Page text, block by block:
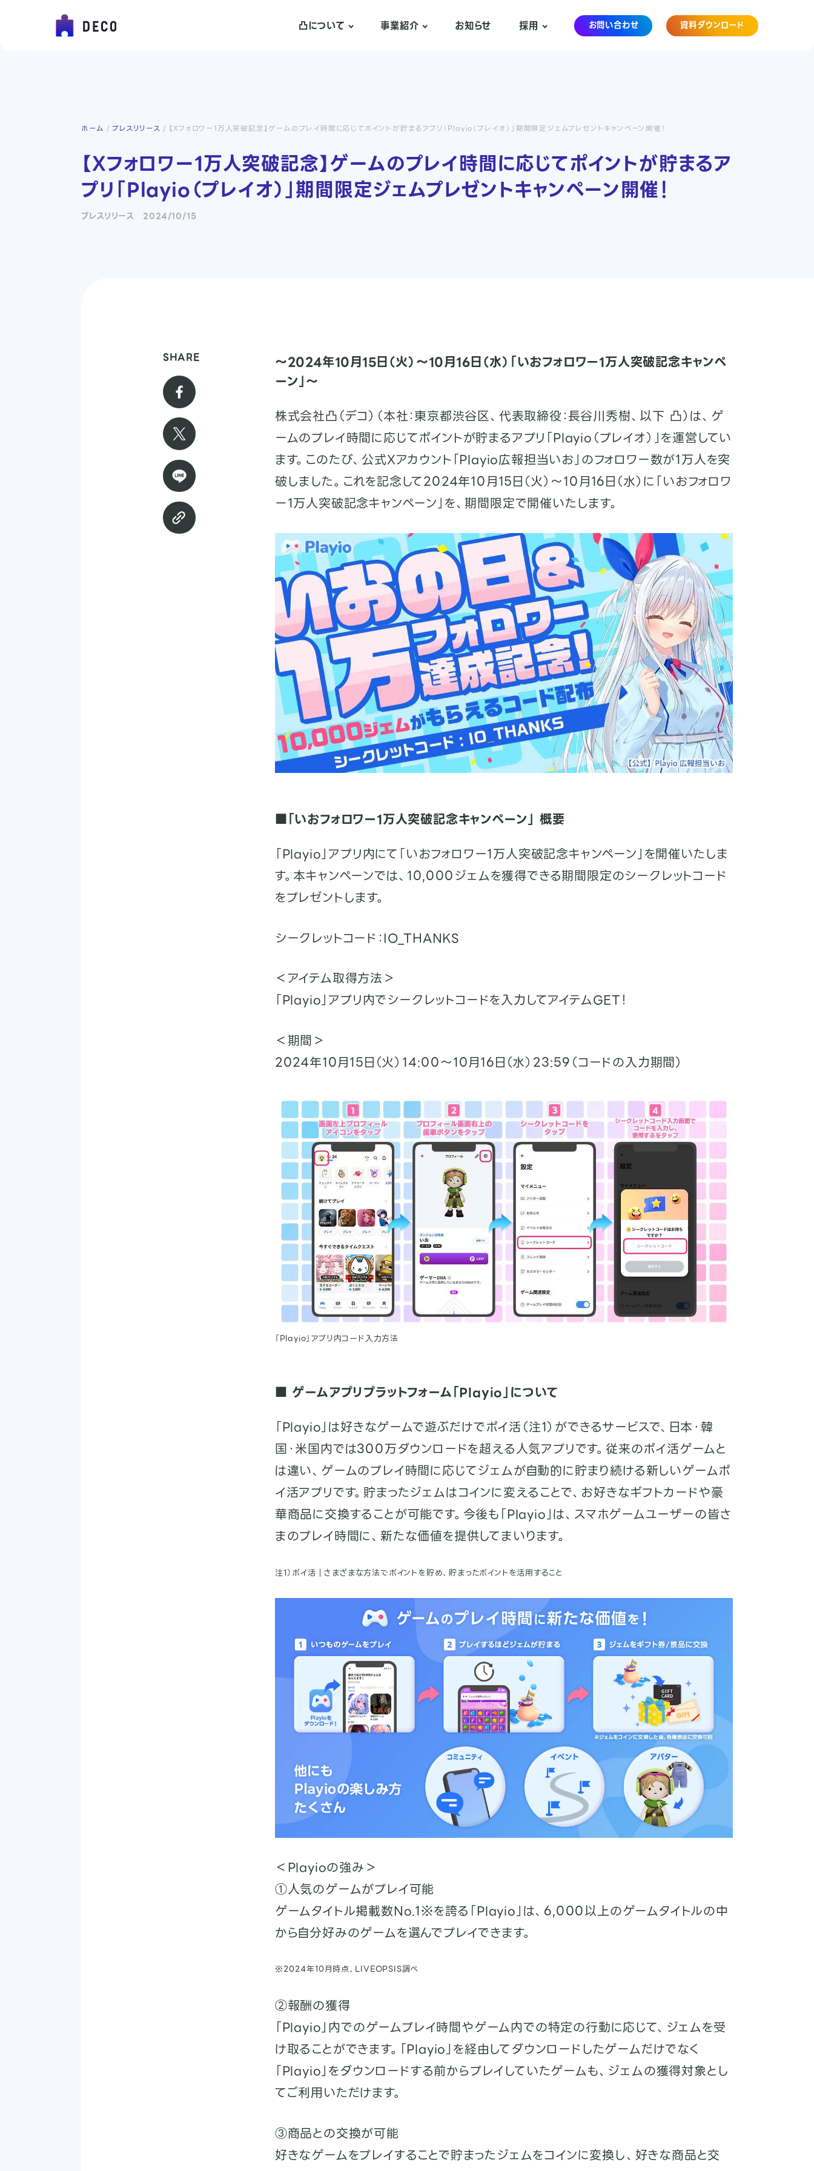
凸について 事業紹介 お知らせ 採用 お問い合わせ 資料ダウンロード
ホーム プレスリリース 【Xフォロワー1万人突破記念】ゲームのプレイ時間に応じてポイントが貯まるアプリ「Playio（プレイオ）」期間限定ジェムプレゼントキャンペーン開催！
【Xフォロワー1万人突破記念】ゲームのプレイ時間に応じてポイントが貯まるア
プリ「Playio（プレイオ）」期間限定ジェムプレゼントキャンペーン開催！
プレスリリース 2024/10/15
〜2024年10月15日（火）～10月16日（水）「いおフォロワー1万人突破記念キャンペ
ーン」～
株式会社凸（デコ）（本社：東京都渋谷区、代表取締役：長谷川秀樹、以下 凸）は、ゲ
ームのプレイ時間に応じてポイントが貯まるアプリ「Playio（プレイオ）」を運営してい
ます。このたび、公式Xアカウント「Playio広報担当いお」のフォロワー数が1万人を突
破しました。これを記念して2024年10月15日（火）〜10月16日（水）に「いおフォロワ
ー1万人突破記念キャンペーン」を、期間限定で開催いたします。
■「いおフォロワー1万人突破記念キャンペーン」 概要
「Playio」アプリ内にて「いおフォロワー1万人突破記念キャンペーン」を開催いたしま
す。本キャンペーンでは、10,000ジェムを獲得できる期間限定のシークレットコード
をプレゼントします。
シークレットコード：IO_THANKS
＜アイテム取得方法＞
「Playio」アプリ内でシークレットコードを入力してアイテムGET！
＜期間＞
2024年10月15日（火）14:00〜10月16日（水）23:59（コードの入力期間）
「Playio」アプリ内コード入力方法
■ ゲームアプリプラットフォーム「Playio」について
「Playio」は好きなゲームで遊ぶだけでポイ活（注1）ができるサービスで、日本・韓
国・米国内では300万ダウンロードを超える人気アプリです。従来のポイ活ゲームと
は違い、ゲームのプレイ時間に応じてジェムが自動的に貯まり続ける新しいゲームポ
イ活アプリです。貯まったジェムはコインに変えることで、お好きなギフトカードや豪
華商品に交換することが可能です。今後も「Playio」は、スマホゲームユーザーの皆さ
まのプレイ時間に、新たな価値を提供してまいります。
注1）ポイ活｜さまざまな方法でポイントを貯め、貯まったポイントを活用すること
＜Playioの強み＞
①人気のゲームがプレイ可能
ゲームタイトル掲載数No.1※を誇る「Playio」は、6,000以上のゲームタイトルの中
から自分好みのゲームを選んでプレイできます。
※2024年10月時点、LIVEOPSIS調べ
②報酬の獲得
「Playio」内でのゲームプレイ時間やゲーム内での特定の行動に応じて、ジェムを受
け取ることができます。「Playio」を経由してダウンロードしたゲームだけでなく
「Playio」をダウンロードする前からプレイしていたゲームも、ジェムの獲得対象とし
てご利用いただけます。
③商品との交換が可能
好きなゲームをプレイすることで貯まったジェムをコインに変換し、好きな商品と交
SHARE